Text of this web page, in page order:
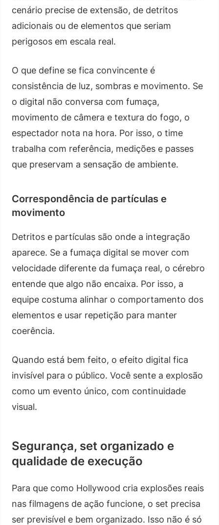
cenário precise de extensão, de detritos
adicionais ou de elementos que seriam
perigosos em escala real.
O que define se fica convincente é
consistência de luz, sombras e movimento. Se
o digital não conversa com fumaça,
movimento de câmera e textura do fogo, o
espectador nota na hora. Por isso, o time
trabalha com referência, medições e passes
que preservam a sensação de ambiente.
Correspondência de partículas e
movimento
Detritos e partículas são onde a integração
aparece. Se a fumaça digital se mover com
velocidade diferente da fumaça real, o cérebro
entende que algo não encaixa. Por isso, a
equipe costuma alinhar o comportamento dos
elementos e usar repetição para manter
coerência.
Quando está bem feito, o efeito digital fica
invisível para o público. Você sente a explosão
como um evento único, com continuidade
visual.
Segurança, set organizado e
qualidade de execução
Para que como Hollywood cria explosões reais
nas filmagens de ação funcione, o set precisa
ser previsível e bem organizado. Isso não é só